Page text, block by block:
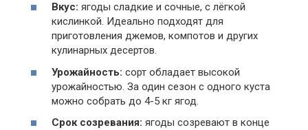
Вкус: ягоды сладкие и сочные, с лёгкой
кислинкой. Идеально подходят для
приготовления джемов, компотов и других
кулинарных десертов.
Урожайность: сорт обладает высокой
урожайностью. За один сезон с одного куста
можно собрать до 4-5 кг ягод.
Срок созревания: ягоды созревают в конце